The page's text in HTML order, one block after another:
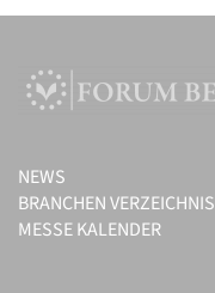
NEWS
BRANCHEN VERZEICHNIS
MESSE KALENDER